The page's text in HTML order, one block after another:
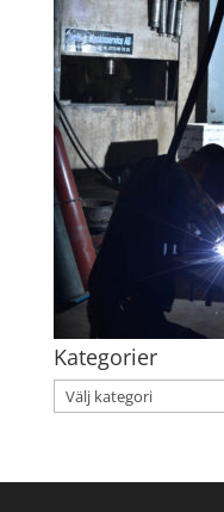
Kategorier
Kategorier